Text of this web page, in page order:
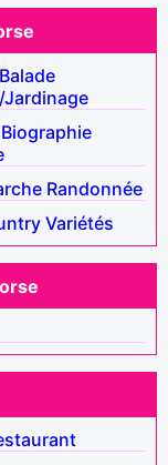
Balade
Jardinage
Biographie
Randonnée
Variétés